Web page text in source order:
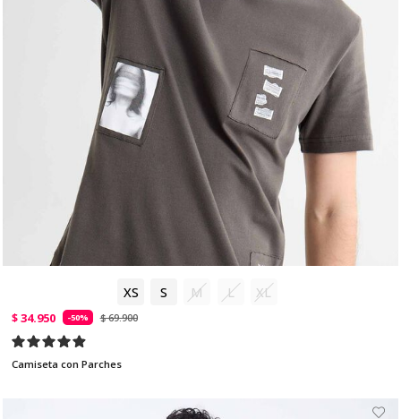
XS S M L XL
$ 34.950 -50% $ 69.900
Camiseta con Parches